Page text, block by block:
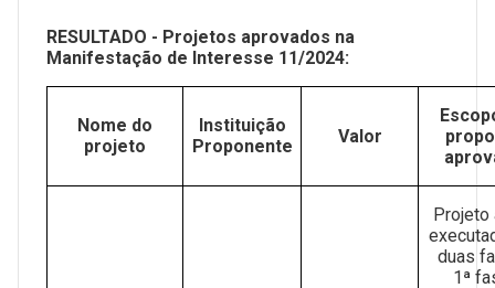
RESULTADO - Projetos aprovados na
Manifestação de Interesse 11/2024:
Nome do
projeto
Instituição
Proponente
Valor
Projeto
duas
1ª